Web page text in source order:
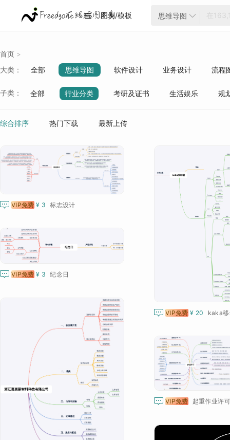
 图例/模板 思维导图 
首页 >
大类： 全部 思维导图 软件设计 业务设计
流程
项目管理
行业分类
子类： 全部 行业分类 考研及证书 生活娱乐 规
综合排序 热门下载 最新上传
 VIP免费 ¥ 3 标志设计
 VIP免费 ¥ 20 kaka
 VIP免费 ¥ 3 纪念日
 VIP免费 起重作业许